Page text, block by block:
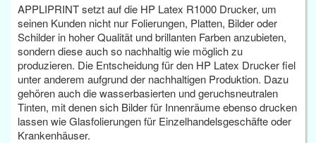
APPLIPRINT setzt auf die HP Latex R1000 Drucker, um
seinen Kunden nicht nur Folierungen, Platten, Bilder oder
Schilder in hoher Qualität und brillanten Farben anzubieten,
sondern diese auch so nachhaltig wie möglich zu
produzieren. Die Entscheidung für den HP Latex Drucker fiel
unter anderem aufgrund der nachhaltigen Produktion. Dazu
gehören auch die wasserbasierten und geruchsneutralen
Tinten, mit denen sich Bilder für Innenräume ebenso drucken
lassen wie Glasfolierungen für Einzelhandelsgeschäfte oder
Krankenhäuser.